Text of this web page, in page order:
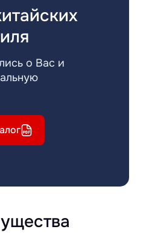
о Вас и